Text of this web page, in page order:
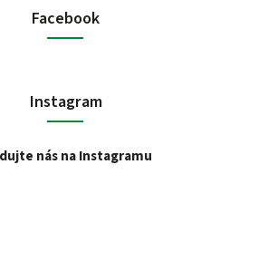
Facebook
Instagram
nás na Instagramu